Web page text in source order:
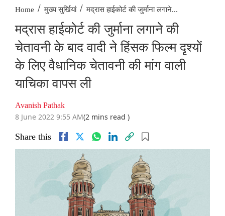
Home / मुख्य सुर्खियां / मद्रास हाईकोर्ट की जुर्माना लगाने...
मद्रास हाईकोर्ट की जुर्माना लगाने की
चेतावनी के बाद वादी ने हिंसक फिल्म दृश्यों
के लिए वैधानिक चेतावनी की मांग वाली
याचिका वापस ली
Avanish Pathak
8 June 2022 9:55 AM(2 mins read )
Share this